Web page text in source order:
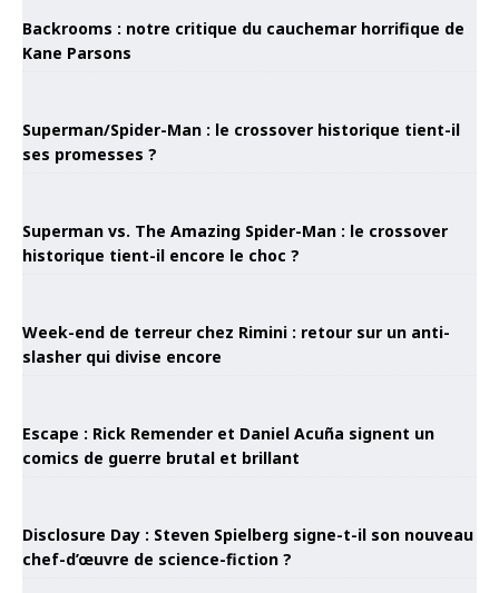
Backrooms : notre critique du cauchemar horrifique de
Kane Parsons
Superman/Spider-Man : le crossover historique tient-il
ses promesses ?
Superman vs. The Amazing Spider-Man : le crossover
historique tient-il encore le choc ?
Week-end de terreur chez Rimini : retour sur un anti-
slasher qui divise encore
Escape : Rick Remender et Daniel Acuña signent un
comics de guerre brutal et brillant
Disclosure Day : Steven Spielberg signe-t-il son nouveau
chef-d’œuvre de science-fiction ?